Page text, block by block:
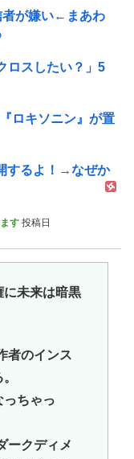
者が嫌い←まあわ
ロスしたい？」5
ロキソニン』が置
するよ！→なぜか
す 投稿日
に未来は暗黒
者のインス
っちゃっ
ークディメ